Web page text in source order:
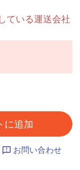
ている運送会社
に追加
お問い合わせ